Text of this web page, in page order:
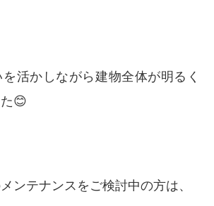
活かしながら建物全体が明るく
😊
ンテナンスをご検討中の方は、